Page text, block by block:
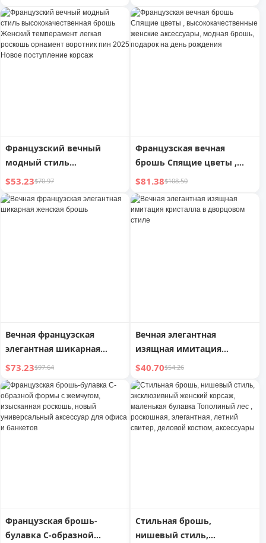
кристаллами для женщин
Французский вечный
модный стиль
высококачественная
брошь Женский
темперамент легкая
$53.23$70.97
Французская вечная
брошь Спящие цветы ,
высококачественные
женские аксессуары,
модная брошь, подарок на
день рождения
$81.38$108.50
Вечная французская
элегантная шикарная
женская брошь
$73.23$97.64
Вечная элегантная
изящная имитация
кристалла в дворцовом
стиле
$40.70$54.26
Французская брошь-
булавка С-образной
Стильная брошь,
нишевый стиль,